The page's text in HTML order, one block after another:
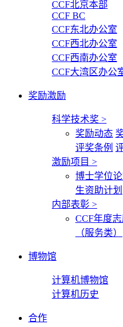
CCF北京本部
CCF BC
CCF东北办公室
CCF西北办公室
CCF西南办公室
CCF大湾区办公
奖励激励
科学技术奖 >
奖励动态
评奖条例
激励项目 >
博士学位
生资助计划
内部表彰 >
CCF年度志
（服务类）
博物馆
计算机博物馆
计算机历史
合作